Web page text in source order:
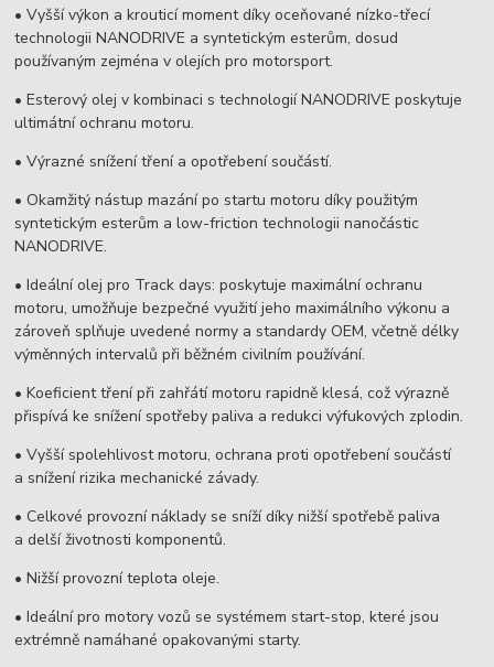
• Vyšší výkon a krouticí moment díky oceňované nízko-třecí
technologii NANODRIVE a syntetickým esterům, dosud
používaným zejména v olejích pro motorsport.
• Esterový olej v kombinaci s technologií NANODRIVE poskytuje
ultimátní ochranu motoru.
• Výrazné snížení tření a opotřebení součástí.
• Okamžitý nástup mazání po startu motoru díky použitým
syntetickým esterům a low-friction technologii nanočástic
NANODRIVE.
• Ideální olej pro Track days: poskytuje maximální ochranu
motoru, umožňuje bezpečné využití jeho maximálního výkonu a
zároveň splňuje uvedené normy a standardy OEM, včetně délky
výměnných intervalů při běžném civilním používání.
• Koeficient tření při zahřátí motoru rapidně klesá, což výrazně
přispívá ke snížení spotřeby paliva a redukci výfukových zplodin.
• Vyšší spolehlivost motoru, ochrana proti opotřebení součástí
a snížení rizika mechanické závady.
• Celkové provozní náklady se sníží díky nižší spotřebě paliva
a delší životnosti komponentů.
• Nižší provozní teplota oleje.
• Ideální pro motory vozů se systémem start-stop, které jsou
extrémně namáhané opakovanými starty.